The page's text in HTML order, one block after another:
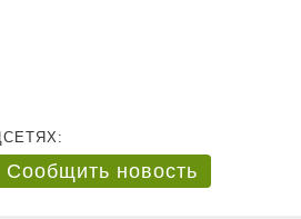
Сообщить новость